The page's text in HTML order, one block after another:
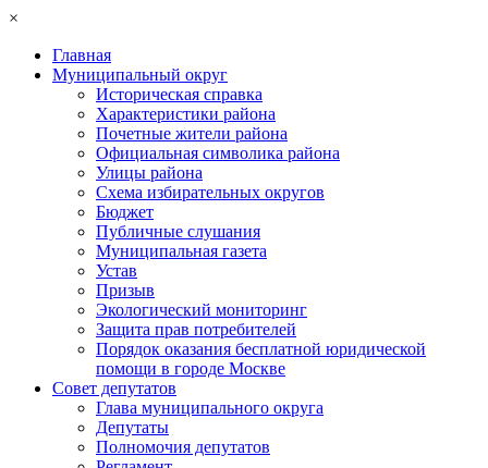
×
Главная
Муниципальный округ
Историческая справка
Характеристики района
Почетные жители района
Официальная символика района
Улицы района
Схема избирательных округов
Бюджет
Публичные слушания
Муниципальная газета
Устав
Призыв
Экологический мониторинг
Защита прав потребителей
Порядок оказания бесплатной юридической
помощи в городе Москве
Совет депутатов
Глава муниципального округа
Депутаты
Полномочия депутатов